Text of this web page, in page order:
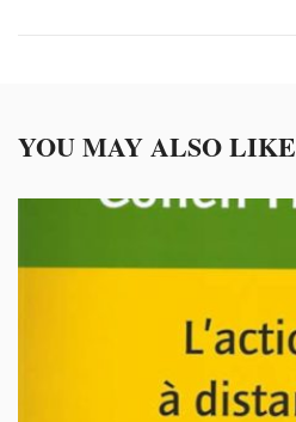
YOU MAY ALSO LIKE